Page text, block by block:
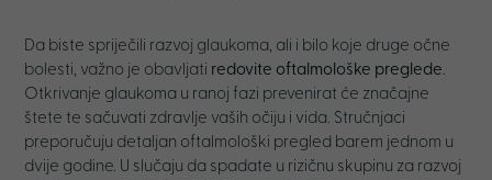
Da biste spriječili razvoj glaukoma, ali i bilo koje druge očne
bolesti, važno je obavljati redovite oftalmološke preglede.
Otkrivanje glaukoma u ranoj fazi prevenirat će značajne
štete te sačuvati zdravlje vaših očiju i vida. Stručnjaci
preporučuju detaljan oftalmološki pregled barem jednom u
dvije godine. U slučaju da spadate u rizičnu skupinu za razvoj